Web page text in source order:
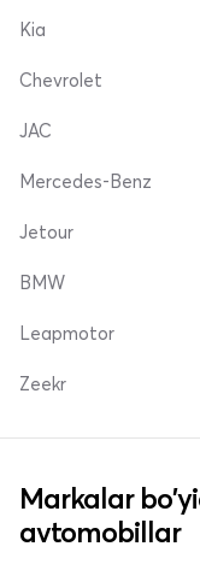
Kia
Chevrolet
JAC
Mercedes-Benz
Jetour
BMW
Leapmotor
Zeekr
Markalar
avtomobillar